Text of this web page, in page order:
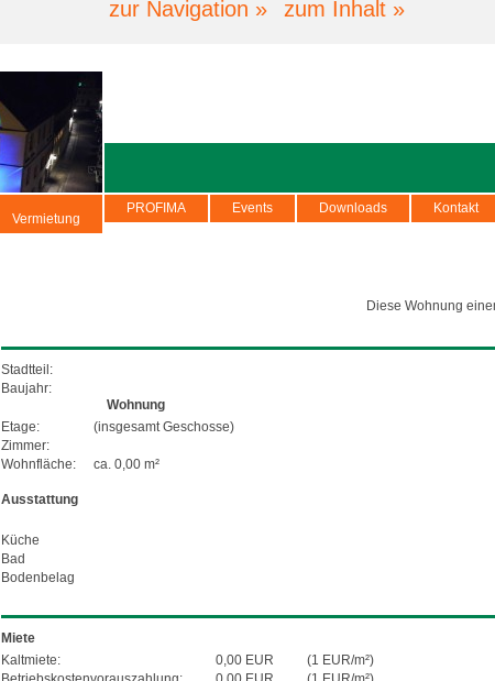
zur Navigation » zum Inhalt »
Vermietung
PROFIMA Events Downloads Kontakt
Diese Wohnung
Stadtteil:
Baujahr:
Wohnung
Etage:
(insgesamt Geschosse)
Zimmer:
Wohnfläche:
ca. 0,00 m²
Ausstattung
Küche
Bad
Bodenbelag
Miete
Kaltmiete:
0,00 EUR
(1 EUR/m²)